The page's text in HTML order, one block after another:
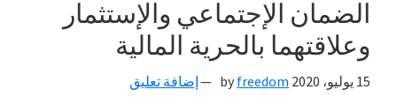
الضمان الإجتماعي والإستثمار
وعلاقتهما بالحرية المالية
15 يوليو، 2020 freedom إضافة تعليق